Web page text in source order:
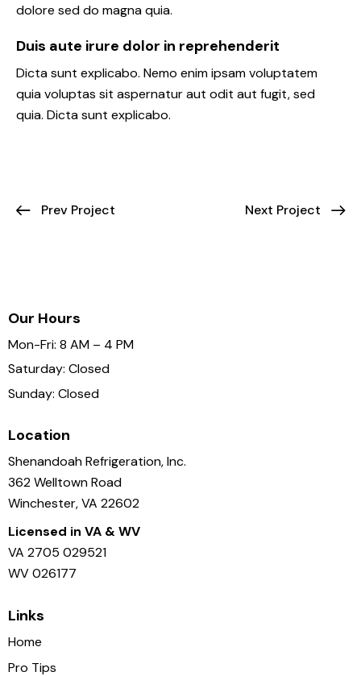
dolore sed do magna quia.
Duis aute irure dolor in reprehenderit
Dicta sunt explicabo. Nemo enim ipsam voluptatem
quia voluptas sit aspernatur aut odit aut fugit, sed
quia. Dicta sunt explicabo.
Prev Project Next Project
Our Hours
Mon-Fri: 8 AM – 4 PM
Saturday: Closed
Sunday: Closed
Location
Shenandoah Refrigeration, Inc.
362 Welltown Road
Winchester, VA 22602
Licensed in VA & WV
VA 2705 029521
WV 026177
Links
Home
Pro Tips